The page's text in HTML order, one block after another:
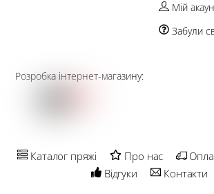
Мій
Забули
Розробка інтернет-магазину:
Каталог пряжі Про нас
Відгуки
Контакти